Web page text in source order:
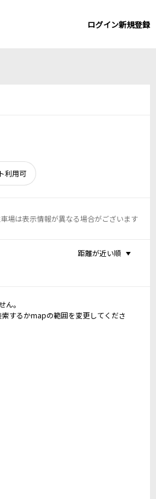
ログイン新規登録
利用可
場は表示情報が異なる場合がございます
距離が近い順
ん。
するかmapの範囲を変更してくださ